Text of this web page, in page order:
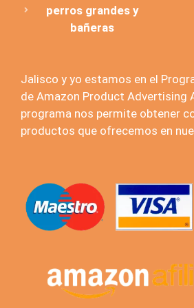
perros grandes y
bañeras
Jalisco y yo estamos en el
de Amazon Product Advertising
programa nos permite obtener
productos que ofrecemos en